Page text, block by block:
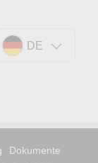
DE
Dokumente